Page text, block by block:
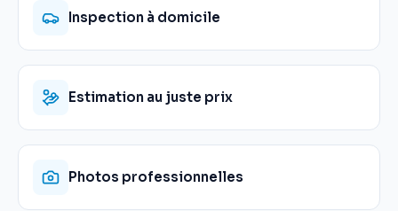
Inspection à domicile
Estimation au juste prix
Photos professionnelles